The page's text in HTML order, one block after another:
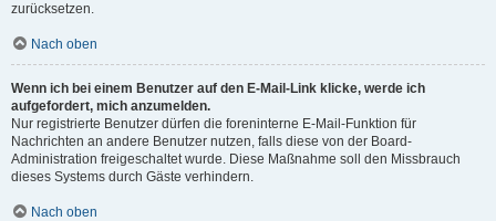
zurücksetzen.
Nach oben
Wenn ich bei einem Benutzer auf den E-Mail-Link klicke, werde ich
aufgefordert, mich anzumelden.
Nur registrierte Benutzer dürfen die foreninterne E-Mail-Funktion für
Nachrichten an andere Benutzer nutzen, falls diese von der Board-
Administration freigeschaltet wurde. Diese Maßnahme soll den Missbrauch
dieses Systems durch Gäste verhindern.
Nach oben